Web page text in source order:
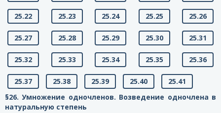
25.22 25.23 25.24 25.25 25.26
25.27 25.28 25.29 25.30 25.31
25.32 25.33 25.34 25.35 25.36
25.37 25.38 25.39 25.40
25.41
§26. Умножение одночленов. Возведение одночлена в
натуральную степень